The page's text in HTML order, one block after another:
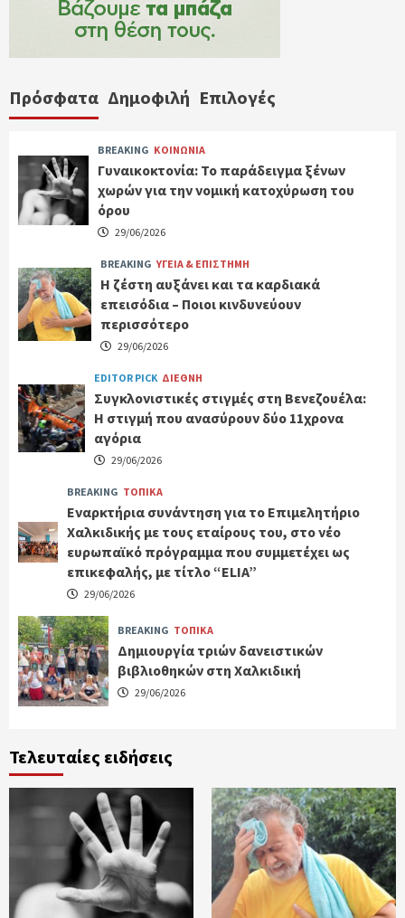
Πρόσφατα Δημοφιλή Επιλογές
BREAKING ΚΟΙΝΩΝΙΑ
Γυναικοκτονία: Το παράδειγμα ξένων
χωρών για την νομική κατοχύρωση του
όρου
29/06/2026
BREAKING ΥΓΕΙΑ & ΕΠΙΣΤΗΜΗ
Η ζέστη αυξάνει και τα καρδιακά
επεισόδια – Ποιοι κινδυνεύουν
περισσότερο
29/06/2026
EDITOR PICK ΔΙΕΘΝΗ
Συγκλονιστικές στιγμές στη Βενεζουέλα:
Η στιγμή που ανασύρουν δύο 11χρονα
αγόρια
29/06/2026
BREAKING ΤΟΠΙΚΑ
Εναρκτήρια συνάντηση για το Επιμελητήριο
Χαλκιδικής με τους εταίρους του, στο νέο
ευρωπαϊκό πρόγραμμα που συμμετέχει ως
επικεφαλής, με τίτλο “ELIA”
29/06/2026
BREAKING ΤΟΠΙΚΑ
Δημιουργία τριών δανειστικών
βιβλιοθηκών στη Χαλκιδική
29/06/2026
Τελευταίες ειδήσεις